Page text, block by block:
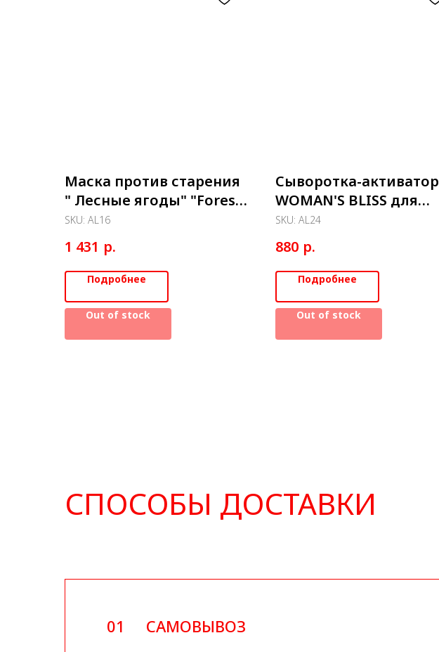
Маска против старения
" Лесные ягоды" "Forest
Berries Peel Off Mask"
Lifting base 200мл
SKU: AL16
1 431 р.
Подробнее
Out of stock
Сыворотка-активатор
WOMAN'S BLISS для
лица с лифтинг-
эффектом 460мл
SKU: AL24
880 р.
Подробнее
Out of stock
СПОСОБЫ ДОСТАВКИ
САМОВЫВОЗ
01